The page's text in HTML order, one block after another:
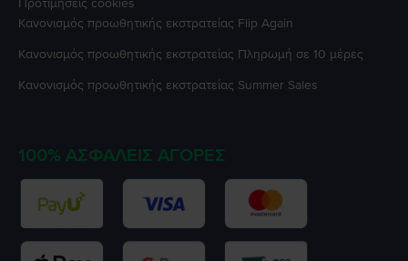
Κανονισμός προωθητικής εκστρατείας Flip Again
Κανονισμός προωθητικής εκστρατείας Πληρωμή σε 10 μέρες
Κανονισμός προωθητικής εκστρατείας Summer Sales
100% ΑΣΦΑΛΕΊΣ ΑΓΟΡΈΣ